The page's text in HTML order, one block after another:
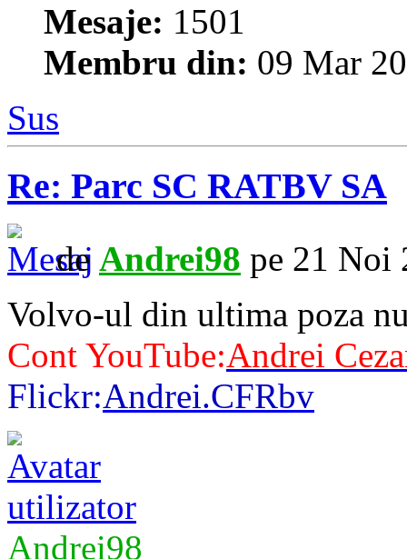
Mesaje: 1501
Membru din: 09 Mar
Sus
Re: Parc SC RATBV SA
de Andrei98 pe 21 Noi
Volvo-ul din ultima poza
Cont YouTube:Andrei
Flickr:Andrei.CFRbv
Andrei98